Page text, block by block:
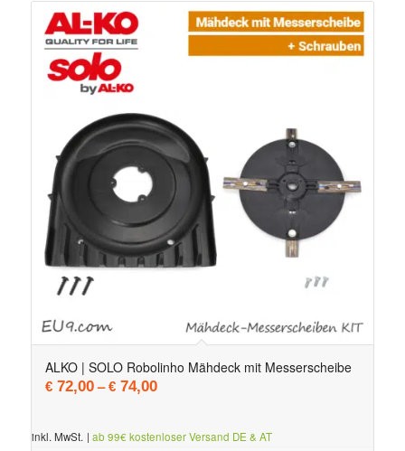
ALKO | SOLO Robolinho Mähdeck mit Messerscheibe
€72,00–€74,00
inkl. MwSt. | ab 99€ kostenloser Versand DE & AT